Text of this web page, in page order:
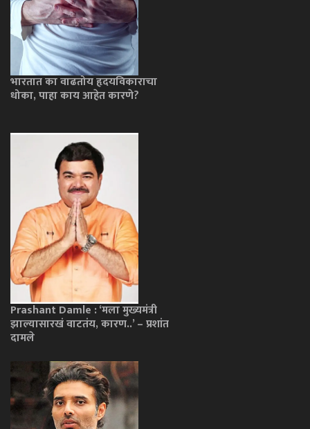
भारतात का वाढतोय हृदयविकाराचा
धोका, पाहा काय आहेत कारणे?
Prashant Damle : ‘मला मुख्यमंत्री
झाल्यासारखं वाटतंय, कारण..’ – प्रशांत
दामले